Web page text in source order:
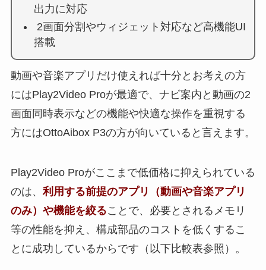
出力に対応
2画面分割やウィジェット対応など高機能UI
搭載
動画や音楽アプリだけ使えれば十分とお考えの方
にはPlay2Video Proが最適で、ナビ案内と動画の2
画面同時表示などの機能や快適な操作を重視する
方にはOttoAibox P3の方が向いていると言えます。
Play2Video Proがここまで低価格に抑えられている
のは、 利用する前提のアプリ（動画や音楽アプリ
のみ）や機能を絞ることで、必要とされるメモリ
等の性能を抑え、構成部品のコストを低くするこ
とに成功しているからです（以下比較表参照）。